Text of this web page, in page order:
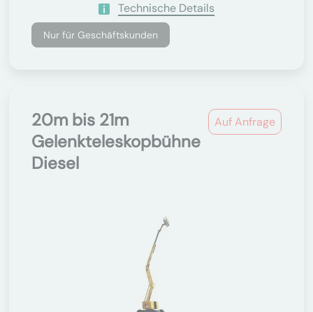
Technische Details
Nur für Geschäftskunden
Auf Anfrage
20m bis 21m
Gelenkteleskopbühne
Diesel